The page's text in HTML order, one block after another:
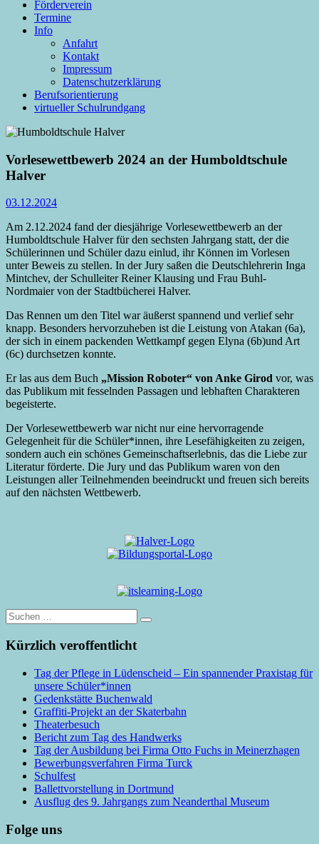
Förderverein
Termine
Info
Anfahrt
Kontakt
Impressum
Datenschutzerklärung
Berufsorientierung
virtueller Schulrundgang
Vorlesewettbewerb 2024 an der Humboldtschule
Halver
03.12.2024
Am 2.12.2024 fand der diesjährige Vorlesewettbewerb an der
Humboldtschule Halver für den sechsten Jahrgang statt, der die
Schülerinnen und Schüler dazu einlud, ihr Können im Vorlesen
unter Beweis zu stellen. In der Jury saßen die Deutschlehrerin Inga
Mintchev, der Schulleiter Reiner Klausing und Frau Buhl-
Nordmaier von der Stadtbücherei Halver.
Das Rennen um den Titel war äußerst spannend und verlief sehr
knapp. Besonders hervorzuheben ist die Leistung von Atakan (6a),
der sich in einem packenden Wettkampf gegen Elyna (6b)und Art
(6c) durchsetzen konnte.
Er las aus dem Buch „Mission Roboter“ von Anke Girod vor, was
das Publikum mit fesselnden Passagen und lebhaften Charakteren
begeisterte.
Der Vorlesewettbewerb war nicht nur eine hervorragende
Gelegenheit für die Schüler*innen, ihre Lesefähigkeiten zu zeigen,
sondern auch ein schönes Gemeinschaftserlebnis, das die Liebe zur
Literatur förderte. Die Jury und das Publikum waren von den
Leistungen aller Teilnehmenden beeindruckt und freuen sich bereits
auf den nächsten Wettbewerb.
Suche
nach:
Kürzlich veroffentlicht
Tag der Pflege in Lüdenscheid – Ein spannender Praxistag für
unsere Schüler*innen
Gedenkstätte Buchenwald
Graffiti-Projekt an der Skaterbahn
Theaterbesuch
Bericht zum Tag des Handwerks
Tag der Ausbildung bei Firma Otto Fuchs in Meinerzhagen
Bewerbungsverfahren Firma Turck
Schulfest
Ballettvorstellung in Dortmund
Ausflug des 9. Jahrgangs zum Neanderthal Museum
Folge uns